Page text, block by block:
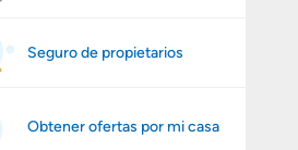
Seguro de propietarios
Obtener ofertas por mi casa